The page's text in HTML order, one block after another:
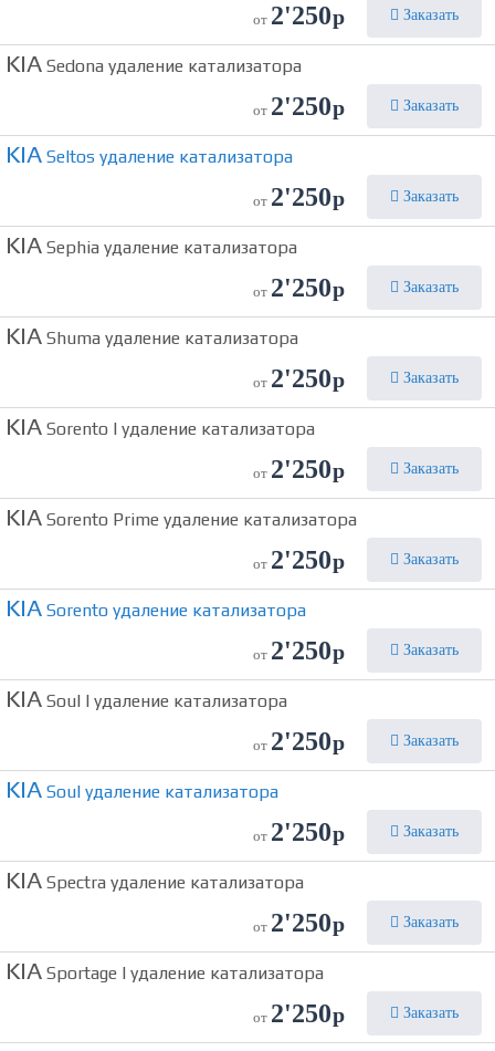
от 2'250р Заказать
KIA Sedona удаление катализатора
от 2'250р Заказать
KIA Seltos удаление катализатора
от 2'250р Заказать
KIA Sephia удаление катализатора
от 2'250р Заказать
KIA Shuma удаление катализатора
от 2'250р Заказать
KIA Sorento I удаление катализатора
от 2'250р Заказать
KIA Sorento Prime удаление катализатора
от 2'250р Заказать
KIA Sorento удаление катализатора
от 2'250р Заказать
KIA Soul I удаление катализатора
от 2'250р Заказать
KIA Soul удаление катализатора
от 2'250р Заказать
KIA Spectra удаление катализатора
от 2'250р Заказать
KIA Sportage I удаление катализатора
от 2'250р Заказать